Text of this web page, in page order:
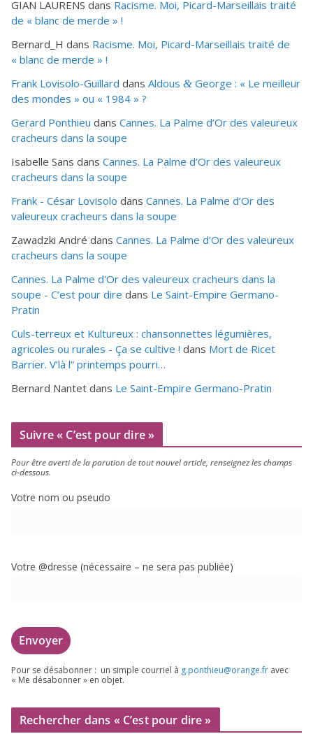
GIAN LAURENS dans Racisme. Moi, Picard-Marseillais traité
de « blanc de merde » !
Bernard_H dans Racisme. Moi, Picard-Marseillais traité de
« blanc de merde » !
Frank Lovisolo-Guillard dans Aldous & George : « Le meilleur
des mondes » ou « 1984 » ?
Gerard Ponthieu dans Cannes. La Palme d’Or des valeureux
cracheurs dans la soupe
Isabelle Sans dans Cannes. La Palme d’Or des valeureux
cracheurs dans la soupe
Frank - César Lovisolo dans Cannes. La Palme d’Or des
valeureux cracheurs dans la soupe
Zawadzki André dans Cannes. La Palme d’Or des valeureux
cracheurs dans la soupe
Cannes. La Palme d'Or des valeureux cracheurs dans la
soupe - C’est pour dire dans Le Saint-Empire Germano-
Pratin
Culs-terreux et Kultureux : chansonnettes légumières,
agricoles ou rurales - Ça se cultive ! dans Mort de Ricet
Barrier. V’là l” printemps pourri…
Bernard Nantet dans Le Saint-Empire Germano-Pratin
Suivre « C’est pour dire »
Pour être aver­ti de la paru­tion de tout nou­vel article, ren­sei­gnez les champs
ci-dessous.
Votre nom ou pseudo
Votre @dresse (néces­saire – ne sera pas publiée)
Pour se désa­bon­ner : un simple cour­riel à g.​ponthieu@​orange.​fr avec
« Me désa­bon­ner » en objet.
Rechercher dans « C’est pour dire »